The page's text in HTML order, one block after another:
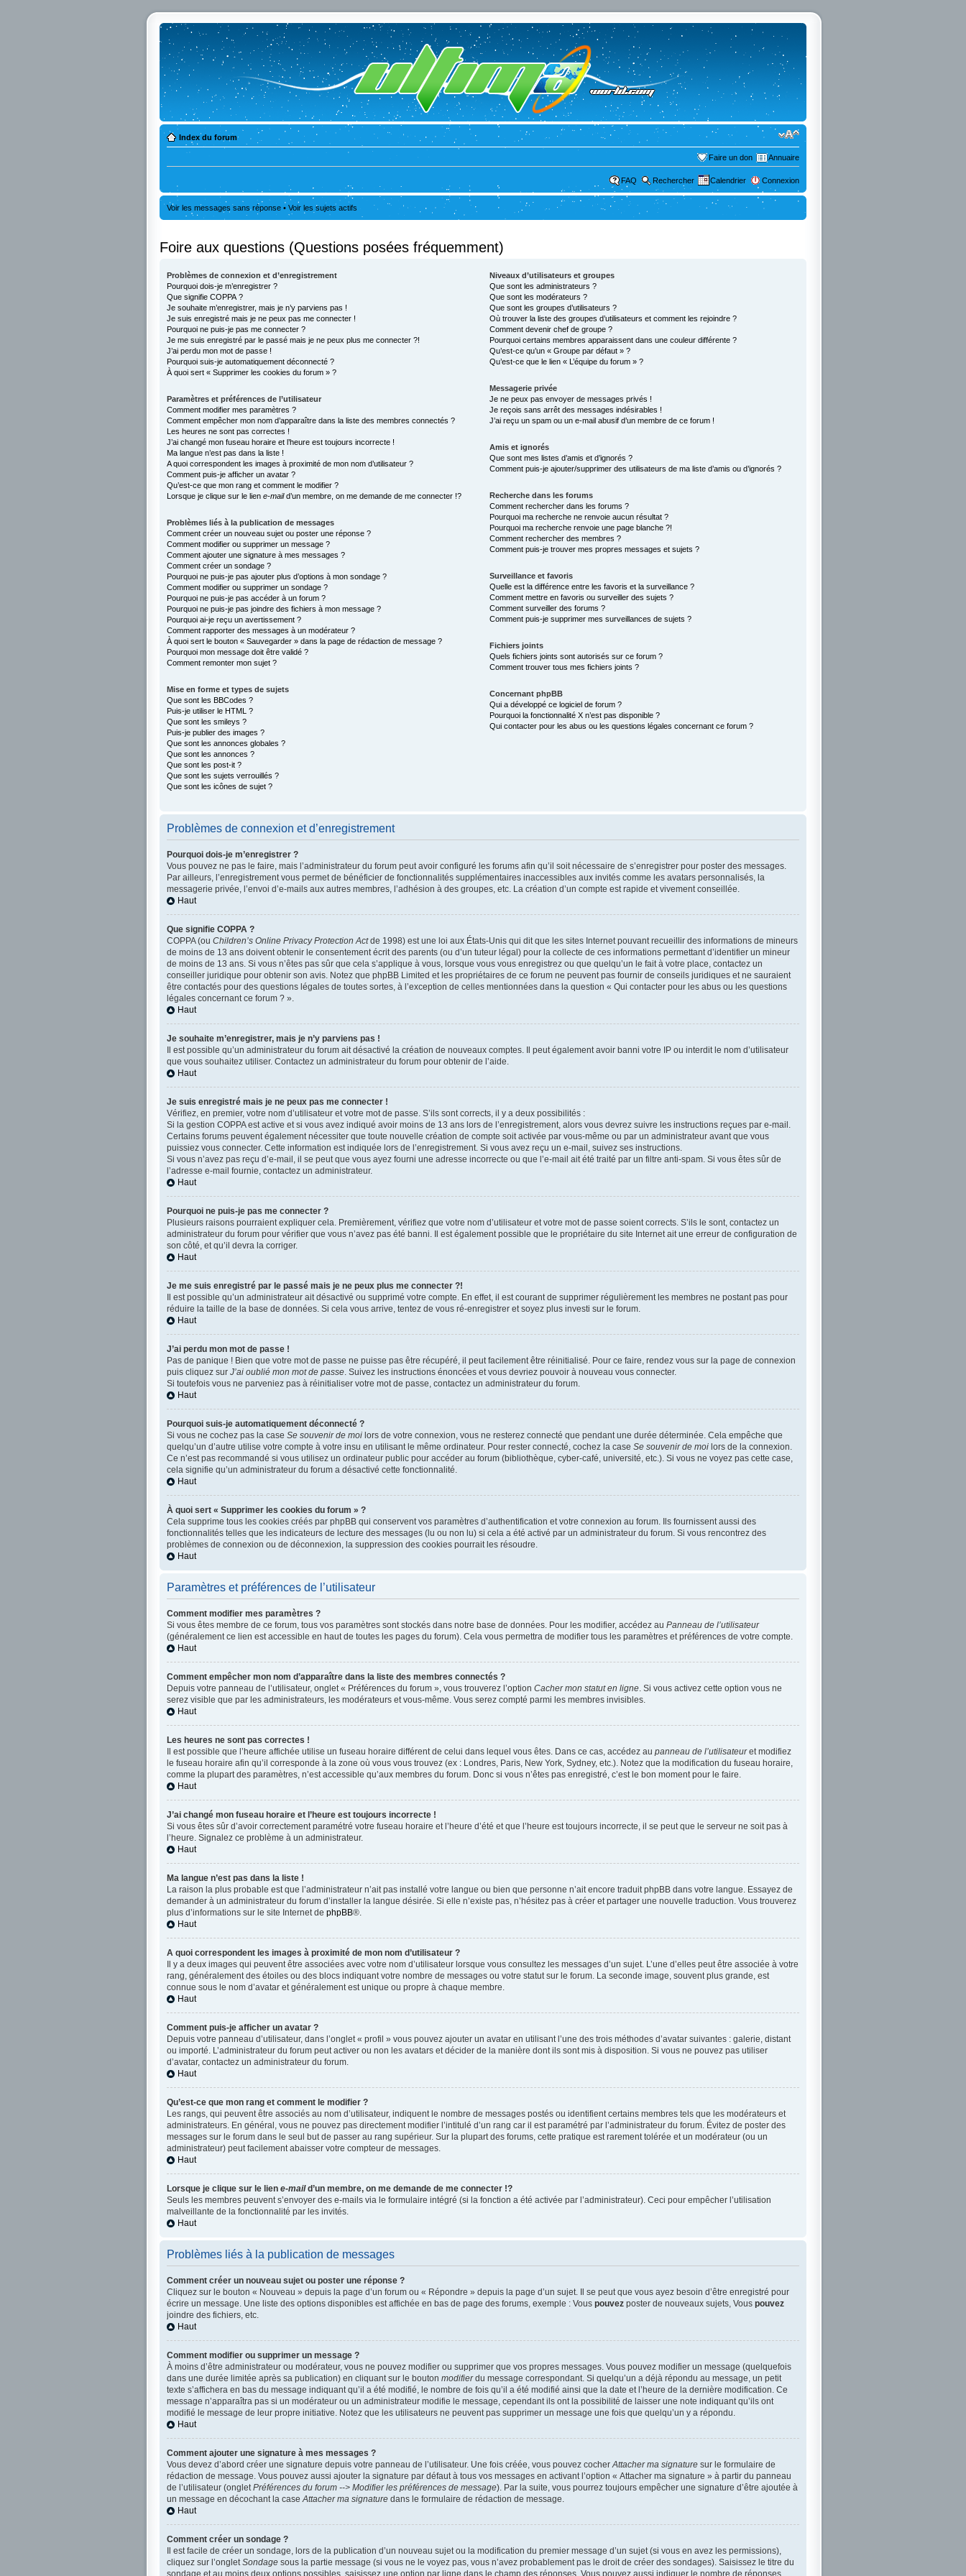
Index du forum
Faire un don Annuaire
FAQ Rechercher Calendrier Connexion
Voir les messages sans réponse • Voir les sujets actifs
Foire aux questions (Questions posées fréquemment)
Problèmes de connexion et d’enregistrement
Pourquoi dois-je m’enregistrer ?
Que signifie COPPA ?
Je souhaite m’enregistrer, mais je n’y parviens pas !
Je suis enregistré mais je ne peux pas me connecter !
Pourquoi ne puis-je pas me connecter ?
Je me suis enregistré par le passé mais je ne peux plus me connecter ?!
J’ai perdu mon mot de passe !
Pourquoi suis-je automatiquement déconnecté ?
À quoi sert « Supprimer les cookies du forum » ?
Paramètres et préférences de l’utilisateur
Comment modifier mes paramètres ?
Comment empêcher mon nom d’apparaître dans la liste des membres connectés ?
Les heures ne sont pas correctes !
J’ai changé mon fuseau horaire et l’heure est toujours incorrecte !
Ma langue n’est pas dans la liste !
A quoi correspondent les images à proximité de mon nom d’utilisateur ?
Comment puis-je afficher un avatar ?
Qu’est-ce que mon rang et comment le modifier ?
Lorsque je clique sur le lien e-maild’un membre, on me demande de me connecter !?
Problèmes liés à la publication de messages
Comment créer un nouveau sujet ou poster une réponse ?
Comment modifier ou supprimer un message ?
Comment ajouter une signature à mes messages ?
Comment créer un sondage ?
Pourquoi ne puis-je pas ajouter plus d’options à mon sondage ?
Comment modifier ou supprimer un sondage ?
Pourquoi ne puis-je pas accéder à un forum ?
Pourquoi ne puis-je pas joindre des fichiers à mon message ?
Pourquoi ai-je reçu un avertissement ?
Comment rapporter des messages à un modérateur ?
À quoi sert le bouton « Sauvegarder » dans la page de rédaction de message ?
Pourquoi mon message doit être validé ?
Comment remonter mon sujet ?
Mise en forme et types de sujets
Que sont les BBCodes ?
Puis-je utiliser le HTML ?
Que sont les smileys ?
Puis-je publier des images ?
Que sont les annonces globales ?
Que sont les annonces ?
Que sont les post-it ?
Que sont les sujets verrouillés ?
Que sont les icônes de sujet ?
Niveaux d’utilisateurs et groupes
Que sont les administrateurs ?
Que sont les modérateurs ?
Que sont les groupes d’utilisateurs ?
Où trouver la liste des groupes d’utilisateurs et comment les rejoindre ?
Comment devenir chef de groupe ?
Pourquoi certains membres apparaissent dans une couleur différente ?
Qu’est-ce qu’un « Groupe par défaut » ?
Qu’est-ce que le lien « L’équipe du forum » ?
Messagerie privée
Je ne peux pas envoyer de messages privés !
Je reçois sans arrêt des messages indésirables !
J’ai reçu un spam ou un e-mail abusif d’un membre de ce forum !
Amis et ignorés
Que sont mes listes d’amis et d’ignorés ?
Comment puis-je ajouter/supprimer des utilisateurs de ma liste d’amis ou d’ignorés ?
Recherche dans les forums
Comment rechercher dans les forums ?
Pourquoi ma recherche ne renvoie aucun résultat ?
Pourquoi ma recherche renvoie une page blanche ?!
Comment rechercher des membres ?
Comment puis-je trouver mes propres messages et sujets ?
Surveillance et favoris
Quelle est la différence entre les favoris et la surveillance ?
Comment mettre en favoris ou surveiller des sujets ?
Comment surveiller des forums ?
Comment puis-je supprimer mes surveillances de sujets ?
Fichiers joints
Quels fichiers joints sont autorisés sur ce forum ?
Comment trouver tous mes fichiers joints ?
Concernant phpBB
Qui a développé ce logiciel de forum ?
Pourquoi la fonctionnalité X n’est pas disponible ?
Qui contacter pour les abus ou les questions légales concernant ce forum ?
Problèmes de connexion et d’enregistrement
Pourquoi dois-je m’enregistrer ?
Vous pouvez ne pas le faire, mais l’administrateur du forum peut avoir configuré les forums afin qu’il soit nécessaire de s’enregistrer pour poster des messages.
Par ailleurs, l’enregistrement vous permet de bénéficier de fonctionnalités supplémentaires inaccessibles aux invités comme les avatars personnalisés, la
messagerie privée, l’envoi d’e-mails aux autres membres, l’adhésion à des groupes, etc. La création d’un compte est rapide et vivement conseillée.
Haut
Que signifie COPPA ?
COPPA (ou Children’s Online Privacy Protection Actde 1998) est une loi aux États-Unis qui dit que les sites Internet pouvant recueillir des informations de mineurs
de moins de 13 ans doivent obtenir le consentement écrit des parents (ou d’un tuteur légal) pour la collecte de ces informations permettant d’identifier un mineur
de moins de 13 ans. Si vous n’êtes pas sûr que cela s’applique à vous, lorsque vous vous enregistrez ou que quelqu’un le fait à votre place, contactez un
conseiller juridique pour obtenir son avis. Notez que phpBB Limited et les propriétaires de ce forum ne peuvent pas fournir de conseils juridiques et ne sauraient
être contactés pour des questions légales de toutes sortes, à l’exception de celles mentionnées dans la question « Qui contacter pour les abus ou les questions
légales concernant ce forum ? ».
Haut
Je souhaite m’enregistrer, mais je n’y parviens pas !
Il est possible qu’un administrateur du forum ait désactivé la création de nouveaux comptes. Il peut également avoir banni votre IP ou interdit le nom d’utilisateur
que vous souhaitez utiliser. Contactez un administrateur du forum pour obtenir de l’aide.
Haut
Je suis enregistré mais je ne peux pas me connecter !
Vérifiez, en premier, votre nom d’utilisateur et votre mot de passe. S’ils sont corrects, il y a deux possibilités :
Si la gestion COPPA est active et si vous avez indiqué avoir moins de 13 ans lors de l’enregistrement, alors vous devrez suivre les instructions reçues par e-mail.
Certains forums peuvent également nécessiter que toute nouvelle création de compte soit activée par vous-même ou par un administrateur avant que vous
puissiez vous connecter. Cette information est indiquée lors de l’enregistrement. Si vous avez reçu un e-mail, suivez ses instructions.
Si vous n’avez pas reçu d’e-mail, il se peut que vous ayez fourni une adresse incorrecte ou que l’e-mail ait été traité par un filtre anti-spam. Si vous êtes sûr de
l’adresse e-mail fournie, contactez un administrateur.
Haut
Pourquoi ne puis-je pas me connecter ?
Plusieurs raisons pourraient expliquer cela. Premièrement, vérifiez que votre nom d’utilisateur et votre mot de passe soient corrects. S’ils le sont, contactez un
administrateur du forum pour vérifier que vous n’avez pas été banni. Il est également possible que le propriétaire du site Internet ait une erreur de configuration de
son côté, et qu’il devra la corriger.
Haut
Je me suis enregistré par le passé mais je ne peux plus me connecter ?!
Il est possible qu’un administrateur ait désactivé ou supprimé votre compte. En effet, il est courant de supprimer régulièrement les membres ne postant pas pour
réduire la taille de la base de données. Si cela vous arrive, tentez de vous ré-enregistrer et soyez plus investi sur le forum.
Haut
J’ai perdu mon mot de passe !
Pas de panique ! Bien que votre mot de passe ne puisse pas être récupéré, il peut facilement être réinitialisé. Pour ce faire, rendez vous sur la page de connexion
puis cliquez sur J’ai oublié mon mot de passe. Suivez les instructions énoncées et vous devriez pouvoir à nouveau vous connecter.
Si toutefois vous ne parveniez pas à réinitialiser votre mot de passe, contactez un administrateur du forum.
Haut
Pourquoi suis-je automatiquement déconnecté ?
Si vous ne cochez pas la case Se souvenir de moi lors de votre connexion, vous ne resterez connecté que pendant une durée déterminée. Cela empêche que
quelqu’un d’autre utilise votre compte à votre insu en utilisant le même ordinateur. Pour rester connecté, cochez la case Se souvenir de moi lors de la connexion.
Ce n’est pas recommandé si vous utilisez un ordinateur public pour accéder au forum (bibliothèque, cyber-café, université, etc.). Si vous ne voyez pas cette case,
cela signifie qu’un administrateur du forum a désactivé cette fonctionnalité.
Haut
À quoi sert « Supprimer les cookies du forum » ?
Cela supprime tous les cookies créés par phpBB qui conservent vos paramètres d’authentification et votre connexion au forum. Ils fournissent aussi des
fonctionnalités telles que les indicateurs de lecture des messages (lu ou non lu) si cela a été activé par un administrateur du forum. Si vous rencontrez des
problèmes de connexion ou de déconnexion, la suppression des cookies pourrait les résoudre.
Haut
Paramètres et préférences de l’utilisateur
Comment modifier mes paramètres ?
Si vous êtes membre de ce forum, tous vos paramètres sont stockés dans notre base de données. Pour les modifier, accédez au Panneau de l’utilisateur
(généralement ce lien est accessible en haut de toutes les pages du forum). Cela vous permettra de modifier tous les paramètres et préférences de votre compte.
Haut
Comment empêcher mon nom d’apparaître dans la liste des membres connectés ?
Depuis votre panneau de l’utilisateur, onglet « Préférences du forum », vous trouverez l’option Cacher mon statut en ligne. Si vous activez cette option vous ne
serez visible que par les administrateurs, les modérateurs et vous-même. Vous serez compté parmi les membres invisibles.
Haut
Les heures ne sont pas correctes !
Il est possible que l’heure affichée utilise un fuseau horaire différent de celui dans lequel vous êtes. Dans ce cas, accédez au panneau de l’utilisateuret modifiez
le fuseau horaire afin qu’il corresponde à la zone où vous vous trouvez (ex : Londres, Paris, New York, Sydney, etc.). Notez que la modification du fuseau horaire,
comme la plupart des paramètres, n’est accessible qu’aux membres du forum. Donc si vous n’êtes pas enregistré, c’est le bon moment pour le faire.
Haut
J’ai changé mon fuseau horaire et l’heure est toujours incorrecte !
Si vous êtes sûr d’avoir correctement paramétré votre fuseau horaire et l’heure d’été et que l’heure est toujours incorrecte, il se peut que le serveur ne soit pas à
l’heure. Signalez ce problème à un administrateur.
Haut
Ma langue n’est pas dans la liste !
La raison la plus probable est que l’administrateur n’ait pas installé votre langue ou bien que personne n’ait encore traduit phpBB dans votre langue. Essayez de
demander à un administrateur du forum d’installer la langue désirée. Si elle n’existe pas, n’hésitez pas à créer et partager une nouvelle traduction. Vous trouverez
plus d’informations sur le site Internet de phpBB®.
Haut
A quoi correspondent les images à proximité de mon nom d’utilisateur ?
Il y a deux images qui peuvent être associées avec votre nom d’utilisateur lorsque vous consultez les messages d’un sujet. L’une d’elles peut être associée à votre
rang, généralement des étoiles ou des blocs indiquant votre nombre de messages ou votre statut sur le forum. La seconde image, souvent plus grande, est
connue sous le nom d’avatar et généralement est unique ou propre à chaque membre.
Haut
Comment puis-je afficher un avatar ?
Depuis votre panneau d’utilisateur, dans l’onglet « profil » vous pouvez ajouter un avatar en utilisant l’une des trois méthodes d’avatar suivantes : galerie, distant
ou importé. L’administrateur du forum peut activer ou non les avatars et décider de la manière dont ils sont mis à disposition. Si vous ne pouvez pas utiliser
d’avatar, contactez un administrateur du forum.
Haut
Qu’est-ce que mon rang et comment le modifier ?
Les rangs, qui peuvent être associés au nom d’utilisateur, indiquent le nombre de messages postés ou identifient certains membres tels que les modérateurs et
administrateurs. En général, vous ne pouvez pas directement modifier l’intitulé d’un rang car il est paramétré par l’administrateur du forum. Évitez de poster des
messages sur le forum dans le seul but de passer au rang supérieur. Sur la plupart des forums, cette pratique est rarement tolérée et un modérateur (ou un
administrateur) peut facilement abaisser votre compteur de messages.
Haut
Lorsque je clique sur le lien e-maild’un membre, on me demande de me connecter !?
Seuls les membres peuvent s’envoyer des e-mails via le formulaire intégré (si la fonction a été activée par l’administrateur). Ceci pour empêcher l’utilisation
malveillante de la fonctionnalité par les invités.
Haut
Problèmes liés à la publication de messages
Comment créer un nouveau sujet ou poster une réponse ?
Cliquez sur le bouton « Nouveau » depuis la page d’un forum ou « Répondre » depuis la page d’un sujet. Il se peut que vous ayez besoin d’être enregistré pour
écrire un message. Une liste des options disponibles est affichée en bas de page des forums, exemple : Vous pouvez poster de nouveaux sujets, Vous pouvez
joindre des fichiers, etc.
Haut
Comment modifier ou supprimer un message ?
À moins d’être administrateur ou modérateur, vous ne pouvez modifier ou supprimer que vos propres messages. Vous pouvez modifier un message (quelquefois
dans une durée limitée après sa publication) en cliquant sur le bouton modifierdu message correspondant. Si quelqu’un a déjà répondu au message, un petit
texte s’affichera en bas du message indiquant qu’il a été modifié, le nombre de fois qu’il a été modifié ainsi que la date et l’heure de la dernière modification. Ce
message n’apparaîtra pas si un modérateur ou un administrateur modifie le message, cependant ils ont la possibilité de laisser une note indiquant qu’ils ont
modifié le message de leur propre initiative. Notez que les utilisateurs ne peuvent pas supprimer un message une fois que quelqu’un y a répondu.
Haut
Comment ajouter une signature à mes messages ?
Vous devez d’abord créer une signature depuis votre panneau de l’utilisateur. Une fois créée, vous pouvez cocherAttacher ma signature sur le formulaire de
rédaction de message. Vous pouvez aussi ajouter la signature par défaut à tous vos messages en activant l’option « Attacher ma signature » à partir du panneau
de l’utilisateur (ongletPréférences du forum --> Modifier les préférences de message). Par la suite, vous pourrez toujours empêcher une signature d’être ajoutée à
un message en décochant la caseAttacher ma signature dans le formulaire de rédaction de message.
Haut
Comment créer un sondage ?
Il est facile de créer un sondage, lors de la publication d’un nouveau sujet ou la modification du premier message d’un sujet (si vous en avez les permissions),
cliquez sur l’ongletSondage sous la partie message (si vous ne le voyez pas, vous n’avez probablement pas le droit de créer des sondages). Saisissez le titre du
sondage et au moins deux options possibles, saisissez une option par ligne dans le champ des réponses. Vous pouvez aussi indiquer le nombre de réponses